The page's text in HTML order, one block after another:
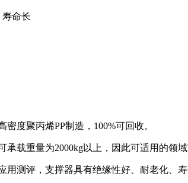
命长
度聚丙烯PP制造，100%可回收。
载重量为2000kg以上，因此可适用的领域
用测评，支撑器具有绝缘性好、耐老化、